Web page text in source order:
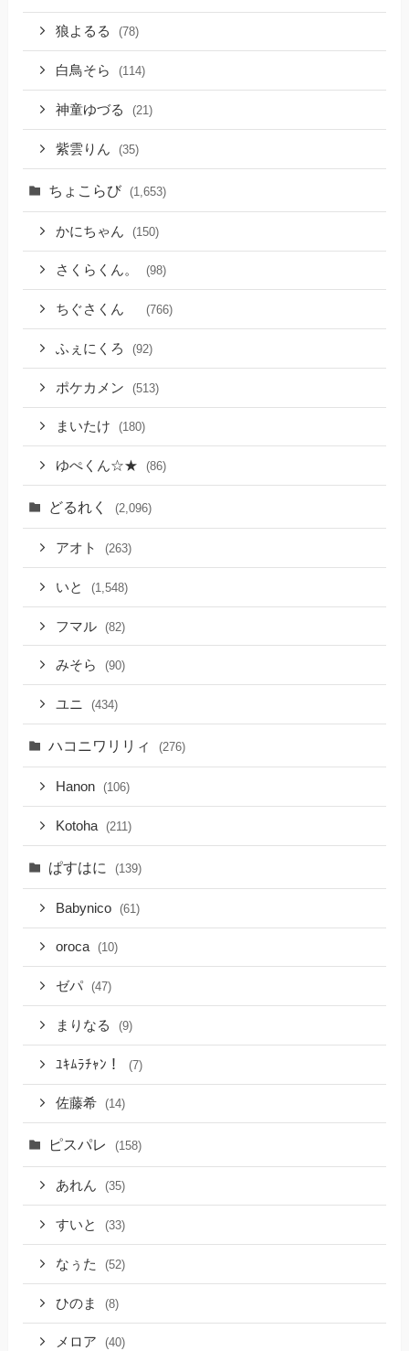
狼よるる (78)
白鳥そら (114)
神童ゆづる (21)
紫雲りん (35)
ちょこらび (1,653)
かにちゃん (150)
さくらくん。 (98)
ちぐさくん (766)
ふぇにくろ (92)
ポケカメン (513)
まいたけ (180)
ゆぺくん☆★ (86)
どるれく (2,096)
アオト (263)
いと (1,548)
フマル (82)
みそら (90)
ユニ (434)
ハコニワリリィ (276)
Hanon (106)
Kotoha (211)
ぱすはに (139)
Babynico (61)
oroca (10)
ゼパ (47)
まりなる (9)
ﾕｷﾑﾗﾁｬﾝ！ (7)
佐藤希 (14)
ピスパレ (158)
あれん (35)
すいと (33)
なぅた (52)
ひのま (8)
メロア (40)